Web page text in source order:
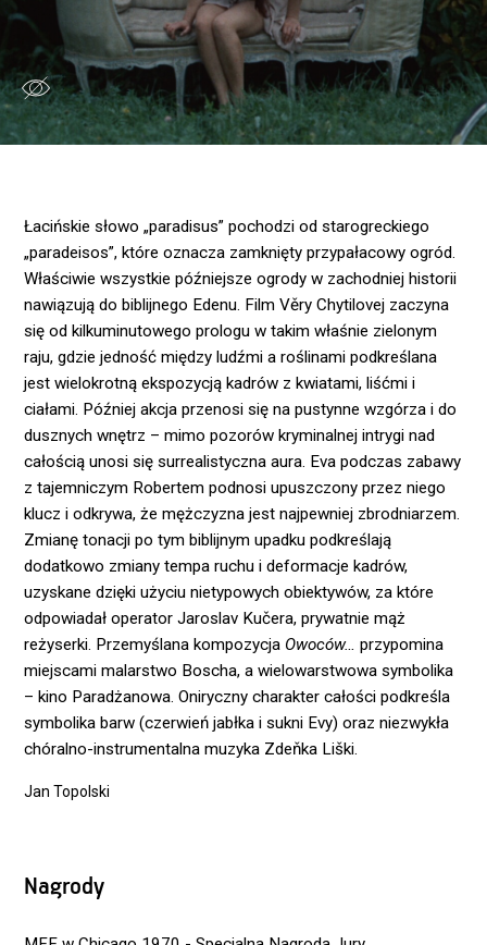
Łacińskie słowo „paradisus” pochodzi od starogreckiego
„paradeisos”, które oznacza zamknięty przypałacowy ogród.
Właściwie wszystkie późniejsze ogrody w zachodniej historii
nawiązują do biblijnego Edenu. Film Věry Chytilovej zaczyna
się od kilkuminutowego prologu w takim właśnie zielonym
raju, gdzie jedność między ludźmi a roślinami podkreślana
jest wielokrotną ekspozycją kadrów z kwiatami, liśćmi i
ciałami. Później akcja przenosi się na pustynne wzgórza i do
dusznych wnętrz – mimo pozorów kryminalnej intrygi nad
całością unosi się surrealistyczna aura. Eva podczas zabawy
z tajemniczym Robertem podnosi upuszczony przez niego
klucz i odkrywa, że mężczyzna jest najpewniej zbrodniarzem.
Zmianę tonacji po tym biblijnym upadku podkreślają
dodatkowo zmiany tempa ruchu i deformacje kadrów,
uzyskane dzięki użyciu nietypowych obiektywów, za które
odpowiadał operator Jaroslav Kučera, prywatnie mąż
reżyserki. Przemyślana kompozycja Owoców…przypomina
miejscami malarstwo Boscha, a wielowarstwowa symbolika
– kino Paradżanowa. Oniryczny charakter całości podkreśla
symbolika barw (czerwień jabłka i sukni Evy) oraz niezwykła
chóralno-instrumentalna muzyka Zdeňka Liški.
Jan Topolski
Nagrody